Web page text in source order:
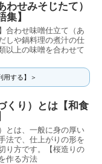
せみそじたて）
】
合わせ味噌仕立て（あ
しや鍋料理の煮汁の仕
以上の味噌を合わせて
用する】＞
くり）とは【和食
とは、一般に身の厚い
法で、仕上がりの形を
り方です。【桜造りの
作る方法